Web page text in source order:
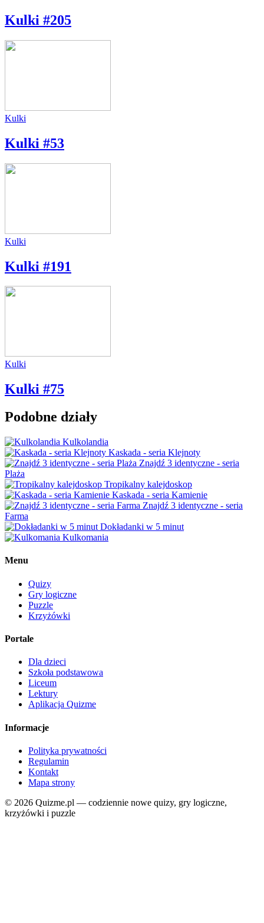
Kulki #205
Kulki
Kulki #53
Kulki
Kulki #191
Kulki
Kulki #75
Podobne działy
Kulkolandia
Kaskada - seria Klejnoty
Znajdź 3 identyczne - seria
Plaża
Tropikalny kalejdoskop
Kaskada - seria Kamienie
Znajdź 3 identyczne - seria
Farma
Dokładanki w 5 minut
Kulkomania
Menu
Quizy
Gry logiczne
Puzzle
Krzyżówki
Portale
Dla dzieci
Szkoła podstawowa
Liceum
Lektury
Aplikacja Quizme
Informacje
Polityka prywatności
Regulamin
Kontakt
Mapa strony
© 2026 Quizme.pl — codziennie nowe quizy, gry logiczne,
krzyżówki i puzzle